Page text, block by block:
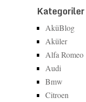
Kategoriler
AküBlog
Aküler
Alfa Romeo
Audi
Bmw
Citroen